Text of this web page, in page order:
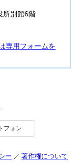
別館6階
専用フォームを
フォン
ー 著作権について